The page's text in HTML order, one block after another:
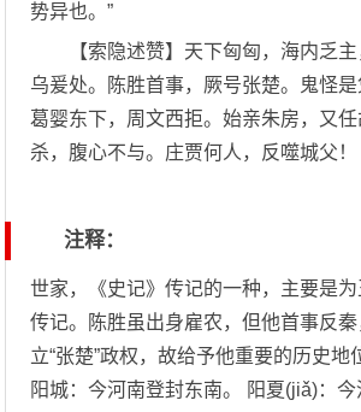
势异也。”
【索隐述赞】天下匈匈，海内乏主
乌爰处。陈胜首事，厥号张楚。鬼怪是
葛婴东下，周文西拒。始亲朱房，又
杀，腹心不与。庄贾何人，反噬城父！
注释：
世家，《史记》传记的一种，主要是
传记。陈胜虽出身雇农，但他首事反
立“张楚”政权，故给予他重要的历史地
阳城：今河南登封东南。 阳夏(jiǎ)：